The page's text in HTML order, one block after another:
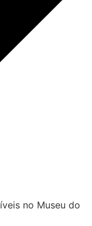
no Museu do